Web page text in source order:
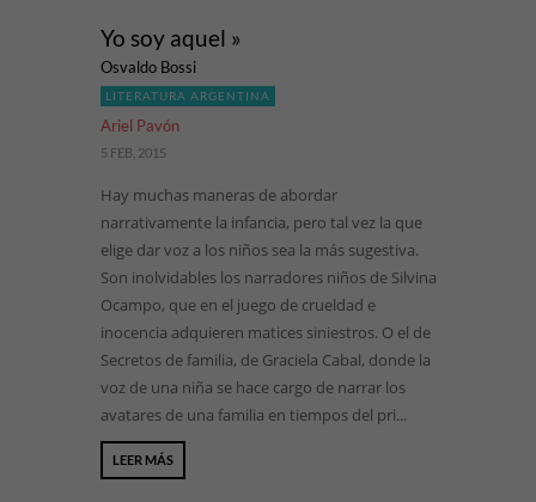
Yo soy aquel »
Osvaldo Bossi
LITERATURA ARGENTINA
Ariel Pavón
5 FEB, 2015
Hay muchas maneras de abordar
narrativamente la infancia, pero tal vez la que
elige dar voz a los niños sea la más sugestiva.
Son inolvidables los narradores niños de Silvina
Ocampo, que en el juego de crueldad e
inocencia adquieren matices siniestros. O el de
Secretos de familia, de Graciela Cabal, donde la
voz de una niña se hace cargo de narrar los
avatares de una familia en tiempos del pri...
LEER MÁS